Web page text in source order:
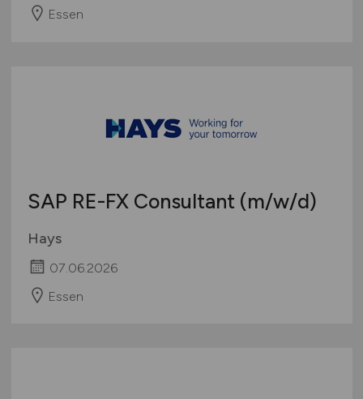
Essen
SAP RE-FX Consultant (m/w/d)
Hays
07.06.2026
Essen